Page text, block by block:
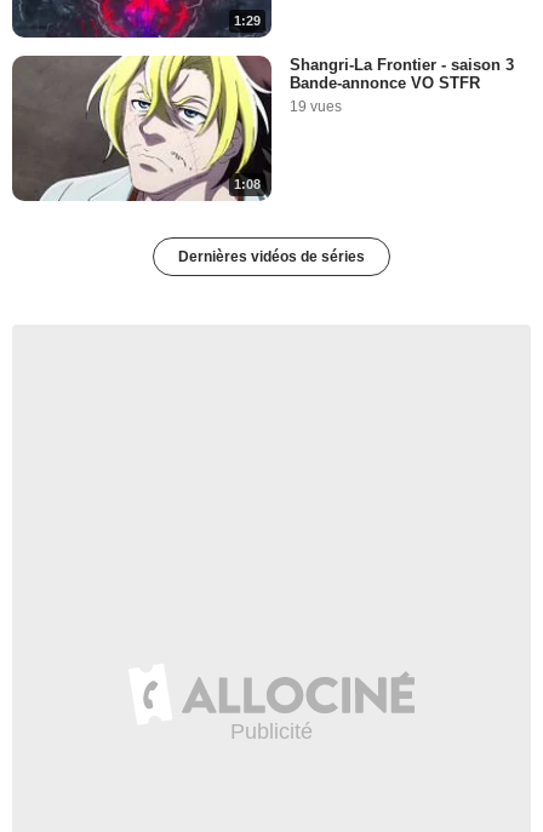
1:29
1:08
Shangri-La Frontier - saison 3
Bande-annonce VO STFR
19 vues
Dernières vidéos de séries